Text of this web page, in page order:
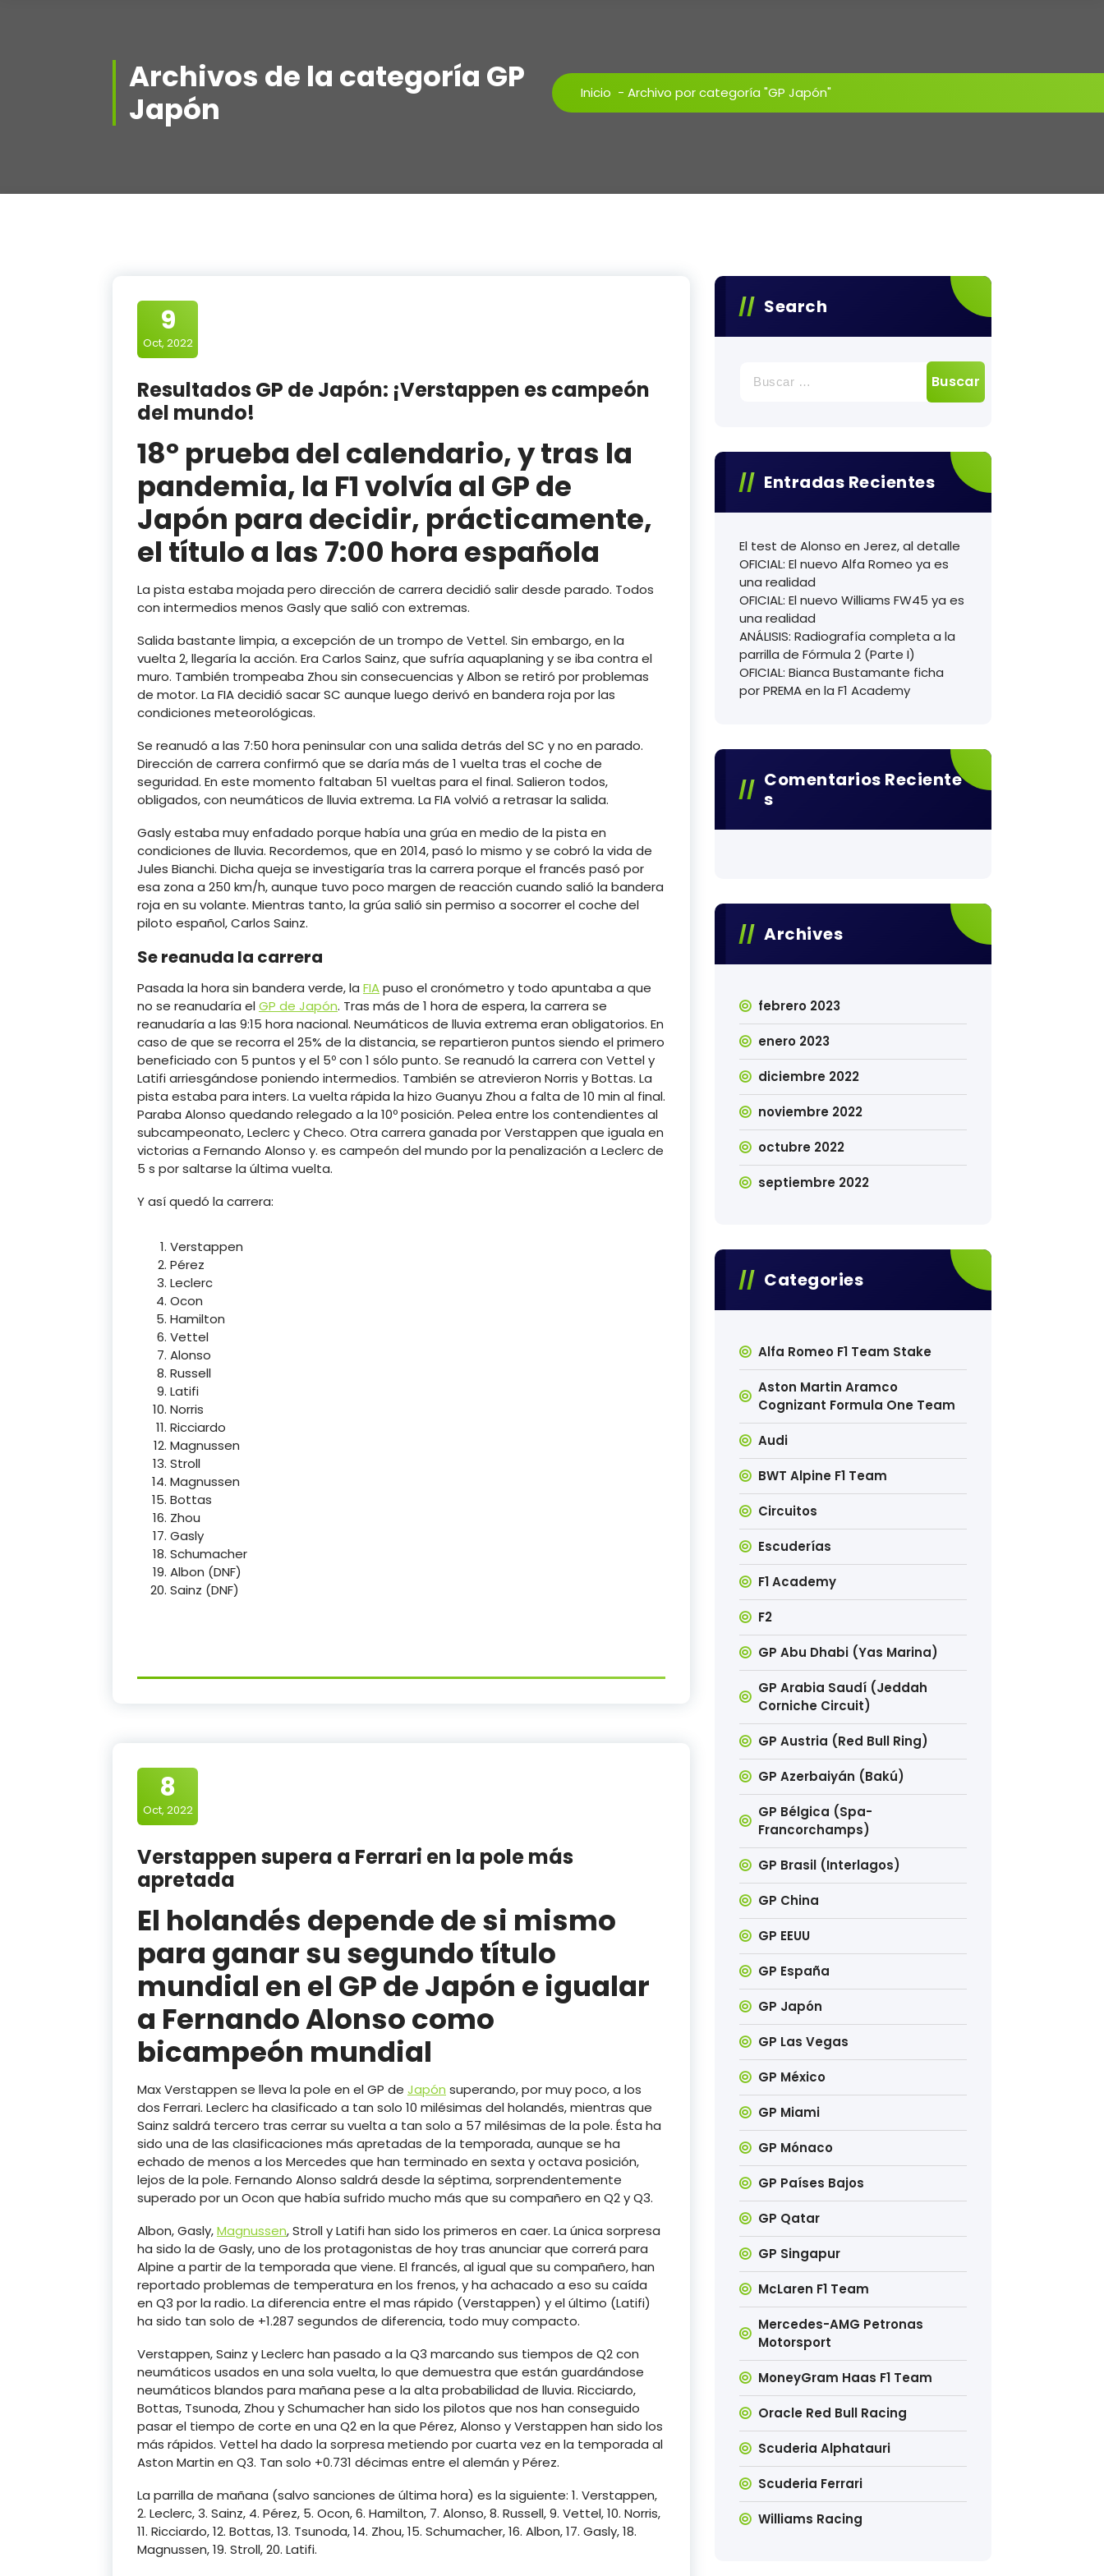
Archivos de la categoría GP
Japón
Inicio - Archivo por categoría "GP Japón"
9
Oct, 2022
Resultados GP de Japón: ¡Verstappen es campeón
del mundo!
18º prueba del calendario, y tras la
pandemia, la F1 volvía al GP de
Japón para decidir, prácticamente,
el título a las 7:00 hora española
La pista estaba mojada pero dirección de carrera decidió salir desde parado. Todos
con intermedios menos Gasly que salió con extremas.
Salida bastante limpia, a excepción de un trompo de Vettel. Sin embargo, en la
vuelta 2, llegaría la acción. Era Carlos Sainz, que sufría aquaplaning y se iba contra el
muro. También trompeaba Zhou sin consecuencias y Albon se retiró por problemas
de motor. La FIA decidió sacar SC aunque luego derivó en bandera roja por las
condiciones meteorológicas.
Se reanudó a las 7:50 hora peninsular con una salida detrás del SC y no en parado.
Dirección de carrera confirmó que se daría más de 1 vuelta tras el coche de
seguridad. En este momento faltaban 51 vueltas para el final. Salieron todos,
obligados, con neumáticos de lluvia extrema. La FIA volvió a retrasar la salida.
Gasly estaba muy enfadado porque había una grúa en medio de la pista en
condiciones de lluvia. Recordemos, que en 2014, pasó lo mismo y se cobró la vida de
Jules Bianchi. Dicha queja se investigaría tras la carrera porque el francés pasó por
esa zona a 250 km/h, aunque tuvo poco margen de reacción cuando salió la bandera
roja en su volante. Mientras tanto, la grúa salió sin permiso a socorrer el coche del
piloto español, Carlos Sainz.
Se reanuda la carrera
Pasada la hora sin bandera verde, la FIApuso el cronómetro y todo apuntaba a que
no se reanudaría elGP de Japón. Tras más de 1 hora de espera, la carrera se
reanudaría a las 9:15 hora nacional. Neumáticos de lluvia extrema eran obligatorios. En
caso de que se recorra el 25% de la distancia, se repartieron puntos siendo el primero
beneficiado con 5 puntos y el 5º con 1 sólo punto. Se reanudó la carrera con Vettel y
Latifi arriesgándose poniendo intermedios. También se atrevieron Norris y Bottas. La
pista estaba para inters. La vuelta rápida la hizo Guanyu Zhou a falta de 10 min al final.
Paraba Alonso quedando relegado a la 10º posición. Pelea entre los contendientes al
subcampeonato, Leclerc y Checo. Otra carrera ganada por Verstappen que iguala en
victorias a Fernando Alonso y. es campeón del mundo por la penalización a Leclerc de
5 s por saltarse la última vuelta.
Y así quedó la carrera:
Verstappen
Pérez
Leclerc
Ocon
Hamilton
Vettel
Alonso
Russell
Latifi
Norris
Ricciardo
Magnussen
Stroll
Magnussen
Bottas
Zhou
Gasly
Schumacher
Albon (DNF)
Sainz (DNF)
8
Oct, 2022
Verstappen supera a Ferrari en la pole más
apretada
El holandés depende de si mismo
para ganar su segundo título
mundial en el GP de Japón e igualar
a Fernando Alonso como
bicampeón mundial
Max Verstappen se lleva la pole en el GP de Japón superando, por muy poco, a los
dos Ferrari. Leclerc ha clasificado a tan solo 10 milésimas del holandés, mientras que
Sainz saldrá tercero tras cerrar su vuelta a tan solo a 57 milésimas de la pole. Ésta ha
sido una de las clasificaciones más apretadas de la temporada, aunque se ha
echado de menos a los Mercedes que han terminado en sexta y octava posición,
lejos de la pole. Fernando Alonso saldrá desde la séptima, sorprendentemente
superado por un Ocon que había sufrido mucho más que su compañero en Q2 y Q3.
Albon, Gasly,Magnussen, Stroll y Latifi han sido los primeros en caer. La única sorpresa
ha sido la de Gasly, uno de los protagonistas de hoy tras anunciar que correrá para
Alpine a partir de la temporada que viene. El francés, al igual que su compañero, han
reportado problemas de temperatura en los frenos, y ha achacado a eso su caída
en Q3 por la radio. La diferencia entre el mas rápido (Verstappen) y el último (Latifi)
ha sido tan solo de +1.287 segundos de diferencia, todo muy compacto.
Verstappen, Sainz y Leclerc han pasado a la Q3 marcando sus tiempos de Q2 con
neumáticos usados en una sola vuelta, lo que demuestra que están guardándose
neumáticos blandos para mañana pese a la alta probabilidad de lluvia. Ricciardo,
Bottas, Tsunoda, Zhou y Schumacher han sido los pilotos que nos han conseguido
pasar el tiempo de corte en una Q2 en la que Pérez, Alonso y Verstappen han sido los
más rápidos. Vettel ha dado la sorpresa metiendo por cuarta vez en la temporada al
Aston Martin en Q3. Tan solo +0.731 décimas entre el alemán y Pérez.
La parrilla de mañana (salvo sanciones de última hora) es la siguiente: 1. Verstappen,
2. Leclerc, 3. Sainz, 4. Pérez, 5. Ocon, 6. Hamilton, 7. Alonso, 8. Russell, 9. Vettel, 10. Norris,
11. Ricciardo, 12. Bottas, 13. Tsunoda, 14. Zhou, 15. Schumacher, 16. Albon, 17. Gasly, 18.
Magnussen, 19. Stroll, 20. Latifi.
Search
Entradas Recientes
El test de Alonso en Jerez, al detalle
OFICIAL: El nuevo Alfa Romeo ya es
una realidad
OFICIAL: El nuevo Williams FW45 ya es
una realidad
ANÁLISIS: Radiografía completa a la
parrilla de Fórmula 2 (Parte I)
OFICIAL: Bianca Bustamante ficha
por PREMA en la F1 Academy
Comentarios Reciente
S
Archives
febrero 2023
enero 2023
diciembre 2022
noviembre 2022
octubre 2022
septiembre 2022
Categories
Alfa Romeo F1 Team Stake
Aston Martin Aramco
Cognizant Formula One Team
Audi
BWT Alpine F1 Team
Circuitos
Escuderías
F1 Academy
F2
GP Abu Dhabi (Yas Marina)
GP Arabia Saudí (Jeddah
Corniche Circuit)
GP Austria (Red Bull Ring)
GP Azerbaiyán (Bakú)
GP Bélgica (Spa-
Francorchamps)
GP Brasil (Interlagos)
GP China
GP EEUU
GP España
GP Japón
GP Las Vegas
GP México
GP Miami
GP Mónaco
GP Países Bajos
GP Qatar
GP Singapur
McLaren F1 Team
Mercedes-AMG Petronas
Motorsport
MoneyGram Haas F1 Team
Oracle Red Bull Racing
Scuderia Alphatauri
Scuderia Ferrari
Williams Racing